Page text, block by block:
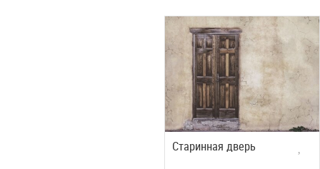
Старинная дверь